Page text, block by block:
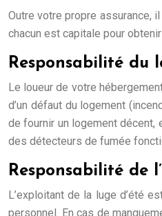
Outre votre propre assurance,
chacun est capitale pour
Responsabilité du
Le loueur de votre
d’un défaut du logement
de fournir un logement
des détecteurs de fumée
Responsabilité de
L’exploitant de la luge d’été
personnel. En cas de